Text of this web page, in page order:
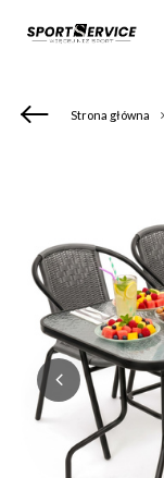
Strona główna